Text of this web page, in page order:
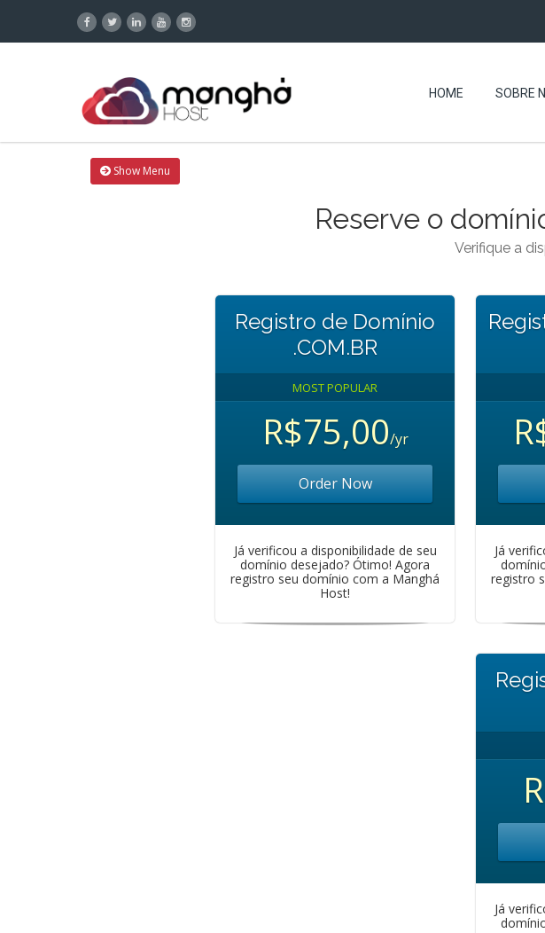
HOME SOBRE
Show Menu
Reserve o
Verifique a
Registro de Domínio
.COM.BR
MOST POPULAR
R$75,00/yr
Order Now
Já verificou a disponibilidade de seu
domínio desejado? Ótimo! Agora
registro seu domínio com a Manghá
Host!
Já
registro
Já